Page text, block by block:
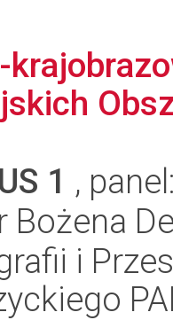
1 ,
Bożena
i